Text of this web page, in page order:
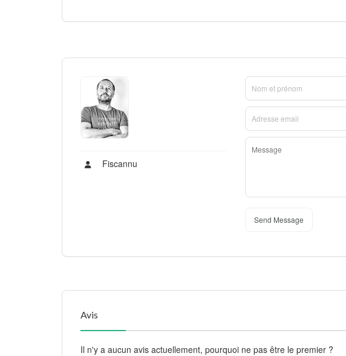
Fiscannu
Send Message
Avis
Il n'y a aucun avis actuellement, pourquoi ne pas être le premier ?